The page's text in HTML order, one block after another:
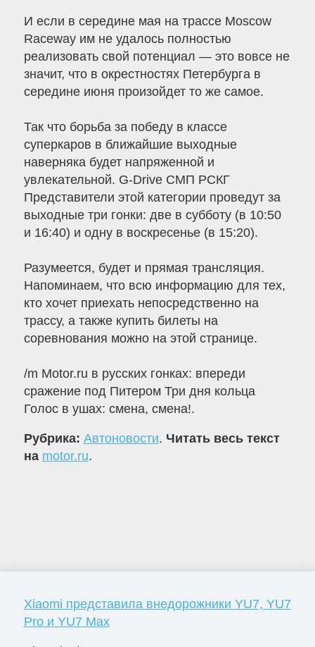
И если в середине мая на трассе Moscow
Raceway им не удалось полностью
реализовать свой потенциал — это вовсе не
значит, что в окрестностях Петербурга в
середине июня произойдет то же самое.
Так что борьба за победу в классе
суперкаров в ближайшие выходные
наверняка будет напряженной и
увлекательной. G-Drive СМП РСКГ
Представители этой категории проведут за
выходные три гонки: две в субботу (в 10:50
и 16:40) и одну в воскресенье (в 15:20).
Разумеется, будет и прямая трансляция.
Напоминаем, что всю информацию для тех,
кто хочет приехать непосредственно на
трассу, а также купить билеты на
соревнования можно на этой странице.
/m Motor.ru в русских гонках: впереди
сражение под Питером Три дня кольца
Голос в ушах: смена, смена!.
Рубрика: Автоновости. Читать весь текст
на motor.ru.
Xiaomi представила внедорожники YU7, YU7
Pro и YU7 Max